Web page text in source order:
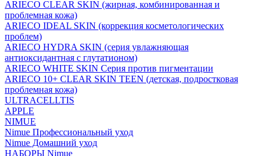
ARIECO CLEAR SKIN (жирная, комбинированная и
проблемная кожа)
ARIECO IDEAL SKIN (коррекция косметологических
проблем)
ARIECO HYDRA SKIN (серия увлажняющая
антиоксидантная с глутатионом)
ARIECO WHITE SKIN Серия против пигментации
ARIECO 10+ CLEAR SKIN TEEN (детская, подростковая
проблемная кожа)
ULTRACELLTIS
APPLE
NIMUE
Nimue Профессиональный уход
Nimue Домашний уход
НАБОРЫ Nimue